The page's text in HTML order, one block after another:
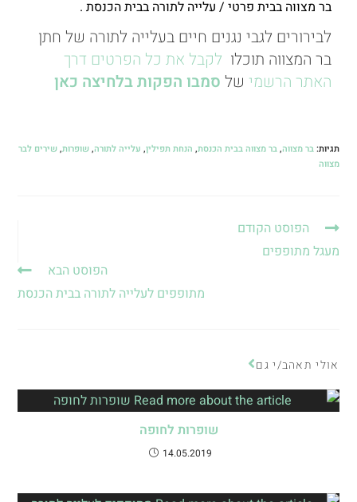
בר מצווה בבית פרטי / עלייה לתורה בבית הכנסת .
לבירורים לגבי נגנים חיים בעלייה לתורה של חתן
בר המצווה תוכלו לקבל את כל הפרטים דרך
האתר הרשמי של סמבו הפקות בלחיצה כאן
תגיות:בר מצווה, בר מצווה בבית הכנסת, הנחת תפילין, עלייה לתורה, שופרות, שירים לבר
מצווה
הפוסט הקודם
מעגל מתופפים
הפוסט הבא
מתופפים לעלייה לתורה בבית הכנסת
אולי תאהב/י גם
שופרות לחופה
14.05.2019